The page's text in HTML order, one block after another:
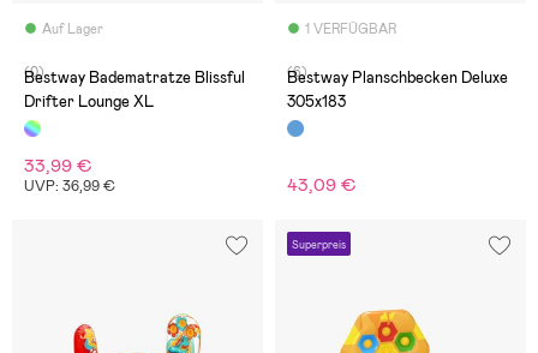
Auf Lager
(0)
Bestway Badematratze Blissful
Drifter Lounge XL
33,99 €
UVP: 36,99 €
1 VERFÜGBAR
(6)
Bestway Planschbecken Deluxe
305x183
43,09 €
Superpreis